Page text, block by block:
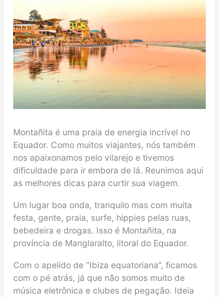
Montañita é uma praia de energia incrível no
Equador. Como muitos viajantes, nós também
nos apaixonamos pelo vilarejo e tivemos
dificuldade para ir embora de lá. Reunimos aqui
as melhores dicas para curtir sua viagem.
Um lugar boa onda, tranquilo mas com muita
festa, gente, praia, surfe, hippies pelas ruas,
bebedeira e drogas. Isso é Montañita, na
província de Manglaralto, litoral do Equador.
Com o apelido de “Ibiza equatoriana”, ficamos
com o pé atrás, já que não somos muito de
música eletrônica e clubes de pegação. Ideia